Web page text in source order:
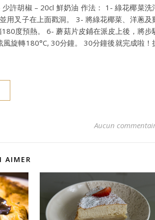
許胡椒 – 20cl 鮮奶油 作法： 1- 綠花椰菜洗
用叉子在上面戳洞。 3- 將綠花椰菜、洋蔥及
度預熱。 6- 蘑菇片皮鋪在派皮上後，將步
旋轉180°C, 30分鐘。 30分鐘後就完成啦！
Aucun
AIMER